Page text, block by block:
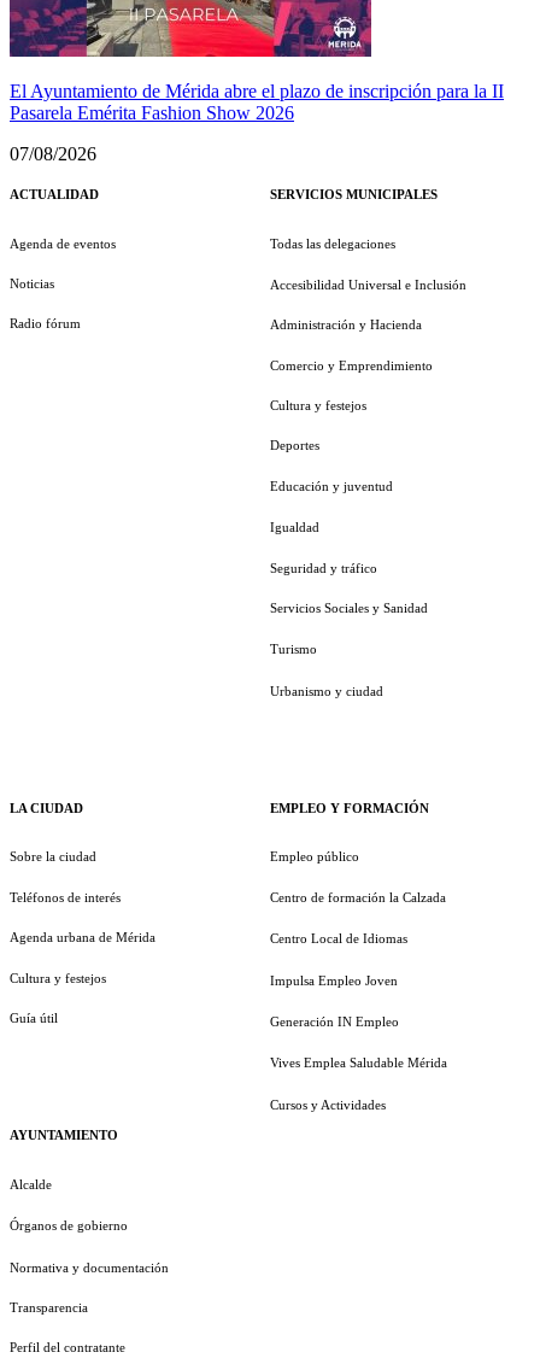
El Ayuntamiento de Mérida abre el plazo de inscripción para la II
Pasarela Emérita Fashion Show 2026
07/08/2026
ACTUALIDAD
Agenda de eventos
Noticias
Radio fórum
LA CIUDAD
Sobre la ciudad
Teléfonos de interés
Agenda urbana de Mérida
Cultura y festejos
Guía útil
AYUNTAMIENTO
Alcalde
Órganos de gobierno
Normativa y documentación
Transparencia
Perfil del contratante
SERVICIOS MUNICIPALES
Todas las delegaciones
Accesibilidad Universal e Inclusión
Administración y Hacienda
Comercio y Emprendimiento
Cultura y festejos
Deportes
Educación y juventud
Igualdad
Seguridad y tráfico
Servicios Sociales y Sanidad
Turismo
Urbanismo y ciudad
EMPLEO Y FORMACIÓN
Empleo público
Centro de formación la Calzada
Centro Local de Idiomas
Impulsa Empleo Joven
Generación IN Empleo
Vives Emplea Saludable Mérida
Cursos y Actividades